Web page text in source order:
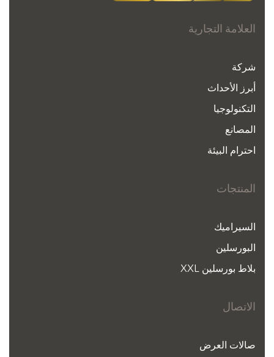
العلامة التجارية
شركة
أبرز الأحداث
التكنولوجيا
المصانع
احترام البيئة
المنتجات
السيراميك
البورسلين
بلاط بورسلين XXL
الاتصال
صالات العرض